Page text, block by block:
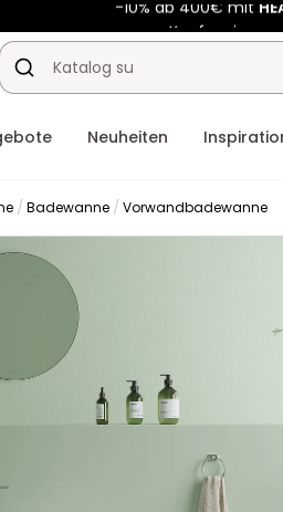
Kauf-unique
-10% ab 400€ mit
Neuheiten
Badewanne Vorwandbadewanne